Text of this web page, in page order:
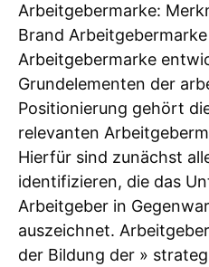
Arbeitgebermarke:
Brand
Arbeitgebermarke
Grundelementen der
Positionierung gehört
relevanten
Hierfür sind zunächst
identifizieren, die das
Arbeitgeber in
auszeichnet.
der Bildung der »